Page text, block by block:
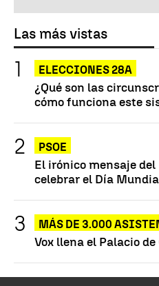
Las más vistas
ELECCIONES 28A
¿Qué son las
cómo funciona este
PSOE
El irónico mensaje
celebrar el Día
MÁS DE 3.000
Vox llena el Palacio